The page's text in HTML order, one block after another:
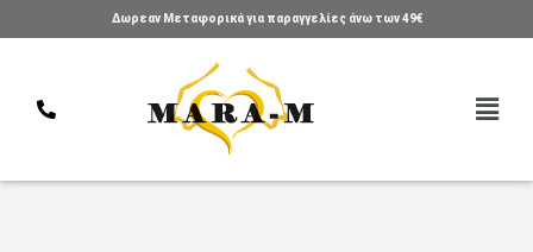
Δωρεαν Μεταφορικά για παραγγελίες άνω των 49€